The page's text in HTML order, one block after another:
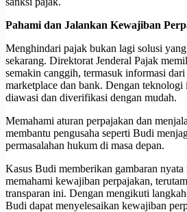
Pahami dan Jalankan Kewajiban
Menghindari pajak bukan lagi solusi
sekarang. Direktorat Jenderal Pajak
semakin canggih, termasuk informasi
marketplace dan bank. Dengan teknologi
diawasi dan diverifikasi dengan mudah.
Memahami aturan perpajakan dan
membantu pengusaha seperti Budi
permasalahan hukum di masa depan.
Kasus Budi memberikan gambaran nyata
memahami kewajiban perpajakan,
transparan ini. Dengan mengikuti
Budi dapat menyelesaikan kewajiban